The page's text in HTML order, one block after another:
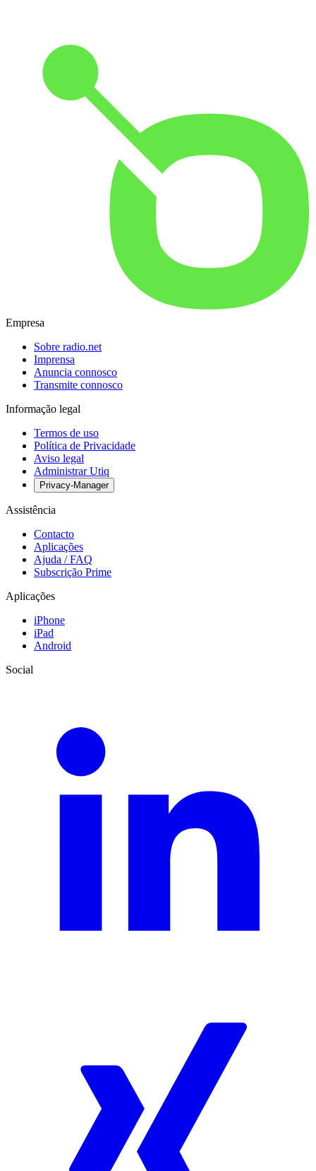
Empresa
Sobre radio.net
Imprensa
Anuncia connosco
Transmite connosco
Informação legal
Termos de uso
Política de Privacidade
Aviso legal
Administrar Utiq
Privacy-Manager
Assistência
Contacto
Aplicações
Ajuda / FAQ
Subscrição Prime
Aplicações
iPhone
iPad
Android
Social